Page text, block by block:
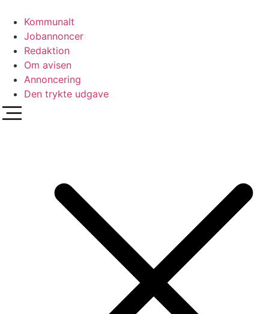
indhold
Kommunalt
Jobannoncer
Redaktion
Om avisen
Annoncering
Den trykte udgave